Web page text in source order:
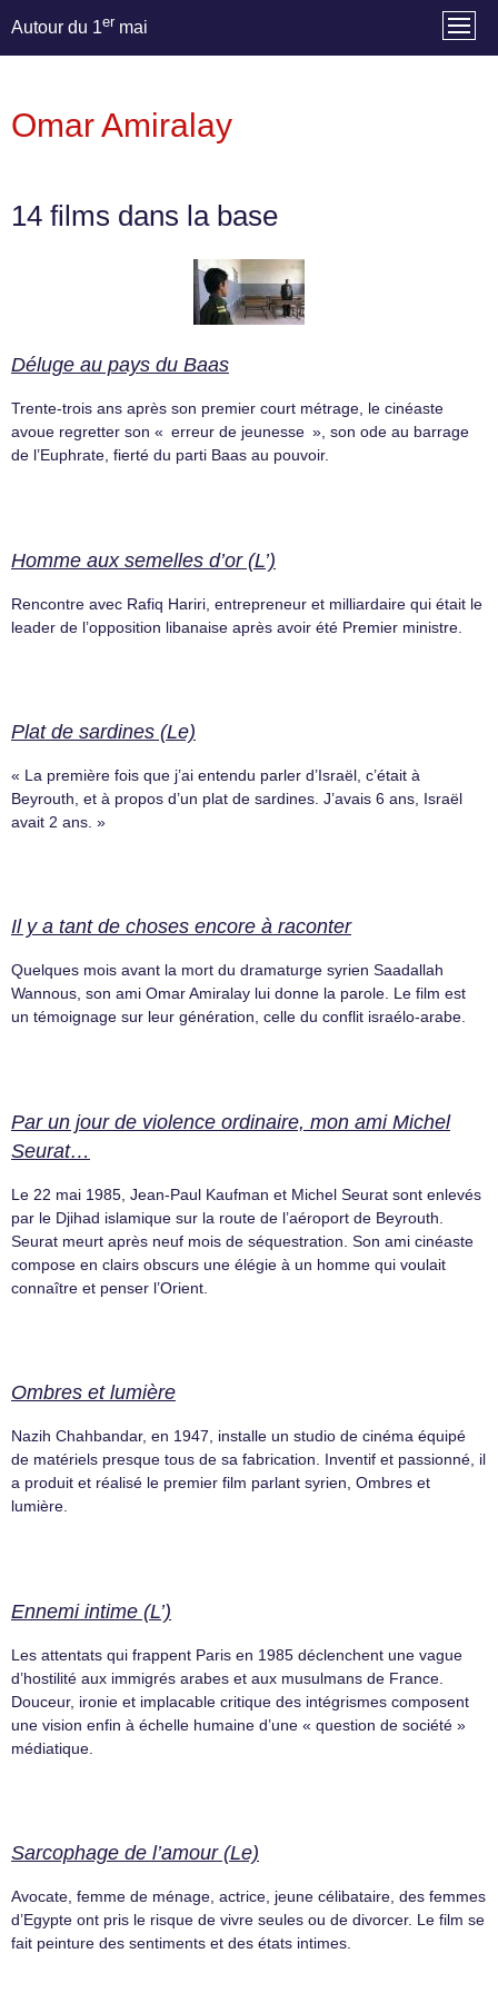
Autour du 1er mai
Omar Amiralay
14 films dans la base
Déluge au pays du Baas
Trente-trois ans après son premier court métrage, le cinéaste
avoue regretter son « erreur de jeunesse », son ode au barrage
de l’Euphrate, fierté du parti Baas au pouvoir.
Homme aux semelles d’or (L’)
Rencontre avec Rafiq Hariri, entrepreneur et milliardaire qui était le
leader de l’opposition libanaise après avoir été Premier ministre.
Plat de sardines (Le)
« La première fois que j’ai entendu parler d’Israël, c’était à
Beyrouth, et à propos d’un plat de sardines. J’avais 6 ans, Israël
avait 2 ans. »
Il y a tant de choses encore à raconter
Quelques mois avant la mort du dramaturge syrien Saadallah
Wannous, son ami Omar Amiralay lui donne la parole. Le film est
un témoignage sur leur génération, celle du conflit israélo-arabe.
Par un jour de violence ordinaire, mon ami Michel
Seurat…
Le 22 mai 1985, Jean-Paul Kaufman et Michel Seurat sont enlevés
par le Djihad islamique sur la route de l’aéroport de Beyrouth.
Seurat meurt après neuf mois de séquestration. Son ami cinéaste
compose en clairs obscurs une élégie à un homme qui voulait
connaître et penser l’Orient.
Ombres et lumière
Nazih Chahbandar, en 1947, installe un studio de cinéma équipé
de matériels presque tous de sa fabrication. Inventif et passionné, il
a produit et réalisé le premier film parlant syrien, Ombres et
lumière.
Ennemi intime (L’)
Les attentats qui frappent Paris en 1985 déclenchent une vague
d’hostilité aux immigrés arabes et aux musulmans de France.
Douceur, ironie et implacable critique des intégrismes composent
une vision enfin à échelle humaine d’une « question de société »
médiatique.
Sarcophage de l’amour (Le)
Avocate, femme de ménage, actrice, jeune célibataire, des femmes
d’Egypte ont pris le risque de vivre seules ou de divorcer. Le film se
fait peinture des sentiments et des états intimes.